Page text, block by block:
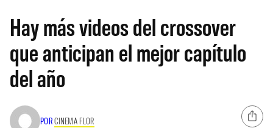
Hay más videos del crossover
que anticipan el mejor capítulo
del año
PORCINEMA FLOR